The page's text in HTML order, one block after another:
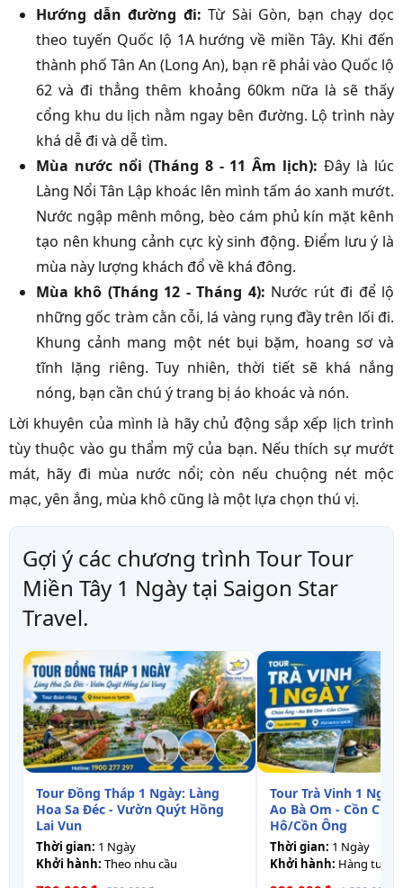
Hướng dẫn đường đi: Từ Sài Gòn, bạn chạy dọc
theo tuyến Quốc lộ 1A hướng về miền Tây. Khi đến
thành phố Tân An (Long An), bạn rẽ phải vào Quốc lộ
62 và đi thẳng thêm khoảng 60km nữa là sẽ thấy
cổng khu du lịch nằm ngay bên đường. Lộ trình này
khá dễ đi và dễ tìm.
Mùa nước nổi (Tháng 8 - 11 Âm lịch): Đây là lúc
Làng Nổi Tân Lập khoác lên mình tấm áo xanh mướt.
Nước ngập mênh mông, bèo cám phủ kín mặt kênh
tạo nên khung cảnh cực kỳ sinh động. Điểm lưu ý là
mùa này lượng khách đổ về khá đông.
Mùa khô (Tháng 12 - Tháng 4): Nước rút đi để lộ
những gốc tràm cằn cỗi, lá vàng rụng đầy trên lối đi.
Khung cảnh mang một nét bụi bặm, hoang sơ và
tĩnh lặng riêng. Tuy nhiên, thời tiết sẽ khá nắng
nóng, bạn cần chú ý trang bị áo khoác và nón.
Lời khuyên của mình là hãy chủ động sắp xếp lịch trình
tùy thuộc vào gu thẩm mỹ của bạn. Nếu thích sự mướt
mát, hãy đi mùa nước nổi; còn nếu chuộng nét mộc
mạc, yên ắng, mùa khô cũng là một lựa chọn thú vị.
Gợi ý các chương trình Tour Tour
Miền Tây 1 Ngày tại Saigon Star
Travel.
Tour Đồng Tháp 1 Ngày: Làng
Hoa Sa Đéc - Vườn Quýt Hồng
Lai Vun
Thời gian: 1 Ngày
Khởi hành: Theo nhu cầu
Tour Trà Vinh 1
Ao Bà Om - Cồn
Hô/Cồn Ông
Thời gian: 1 Ngày
Khởi hành: Hàng tuần